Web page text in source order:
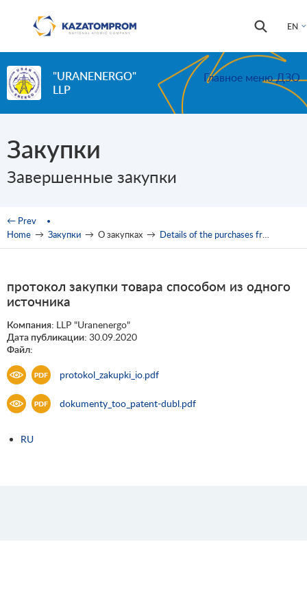
EN
Search
Search
"URANENERGO"
LLP
Главное меню ДЗО
Закупки
Завершенные закупки
You are here
← Prev
Home → Закупки → О закупках → Details of the purchases from one source
протокол закупки товара способом из одного
источника
Компания: LLP "Uranenergo"
Дата публикации: 30.09.2020
Файл:
protokol_zakupki_io.pdf
dokumenty_too_patent-dubl.pdf
RU